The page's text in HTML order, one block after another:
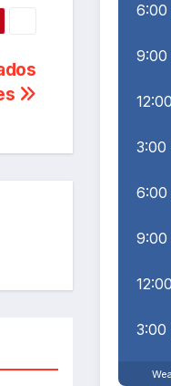
6:00
9:00
3:00
6:00
9:00
3:00